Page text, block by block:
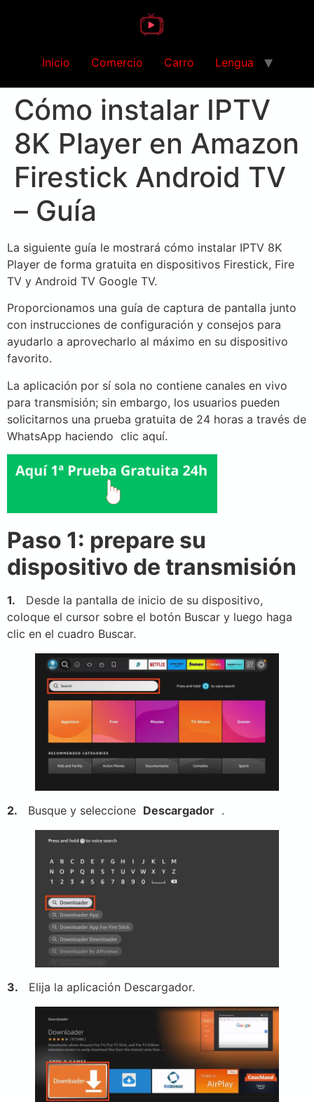
Inicio Comercio Carro Lengua
Cómo instalar IPTV
8K Player en Amazon
Firestick Android TV
– Guía
La siguiente guía le mostrará cómo instalar IPTV 8K
Player de forma gratuita en dispositivos Firestick, Fire
TV y Android TV Google TV.
Proporcionamos una guía de captura de pantalla junto
con instrucciones de configuración y consejos para
ayudarlo a aprovecharlo al máximo en su dispositivo
favorito.
La aplicación por sí sola no contiene canales en vivo
para transmisión; sin embargo, los usuarios pueden
solicitarnos una prueba gratuita de 24 horas a través de
WhatsApp haciendo clic aquí.
Paso 1: prepare su
dispositivo de transmisión
1. Desde la pantalla de inicio de su dispositivo,
coloque el cursor sobre el botón Buscar y luego haga
clic en el cuadro Buscar.
2. Busque y seleccione Descargador .
3. Elija la aplicación Descargador.